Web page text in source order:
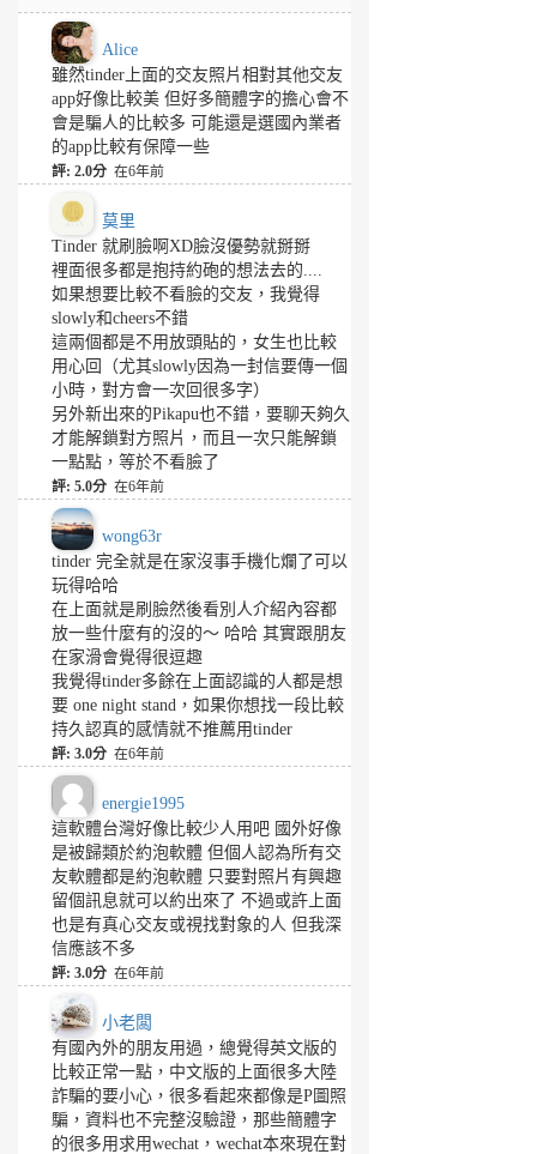
Alice
雖然tinder上面的交友照片相對其他交友
app好像比較美 但好多簡體字的擔心會不
會是騙人的比較多 可能還是選國內業者
的app比較有保障一些
評: 2.0分 在6年前
莫里
Tinder 就刷臉啊XD臉沒優勢就掰掰
裡面很多都是抱持約砲的想法去的....
如果想要比較不看臉的交友，我覺得
slowly和cheers不錯
這兩個都是不用放頭貼的，女生也比較
用心回（尤其slowly因為一封信要傳一個
小時，對方會一次回很多字）
另外新出來的Pikapu也不錯，要聊天夠久
才能解鎖對方照片，而且一次只能解鎖
一點點，等於不看臉了
評: 5.0分 在6年前
wong63r
tinder 完全就是在家沒事手機化爛了可以
玩得哈哈
在上面就是刷臉然後看別人介紹內容都
放一些什麼有的沒的～ 哈哈 其實跟朋友
在家滑會覺得很逗趣
我覺得tinder多餘在上面認識的人都是想
要 one night stand，如果你想找一段比較
持久認真的感情就不推薦用tinder
評: 3.0分 在6年前
energie1995
這軟體台灣好像比較少人用吧 國外好像
是被歸類於約泡軟體 但個人認為所有交
友軟體都是約泡軟體 只要對照片有興趣
留個訊息就可以約出來了 不過或許上面
也是有真心交友或視找對象的人 但我深
信應該不多
評: 3.0分 在6年前
小老闆
有國內外的朋友用過，總覺得英文版的
比較正常一點，中文版的上面很多大陸
詐騙的要小心，很多看起來都像是P圖照
騙，資料也不完整沒驗證，那些簡體字
的很多用求用wechat，wechat本來現在對